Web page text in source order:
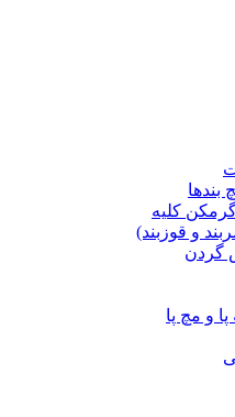
بندها
کلیه
و قوزبند)
گردن
و مچ پا